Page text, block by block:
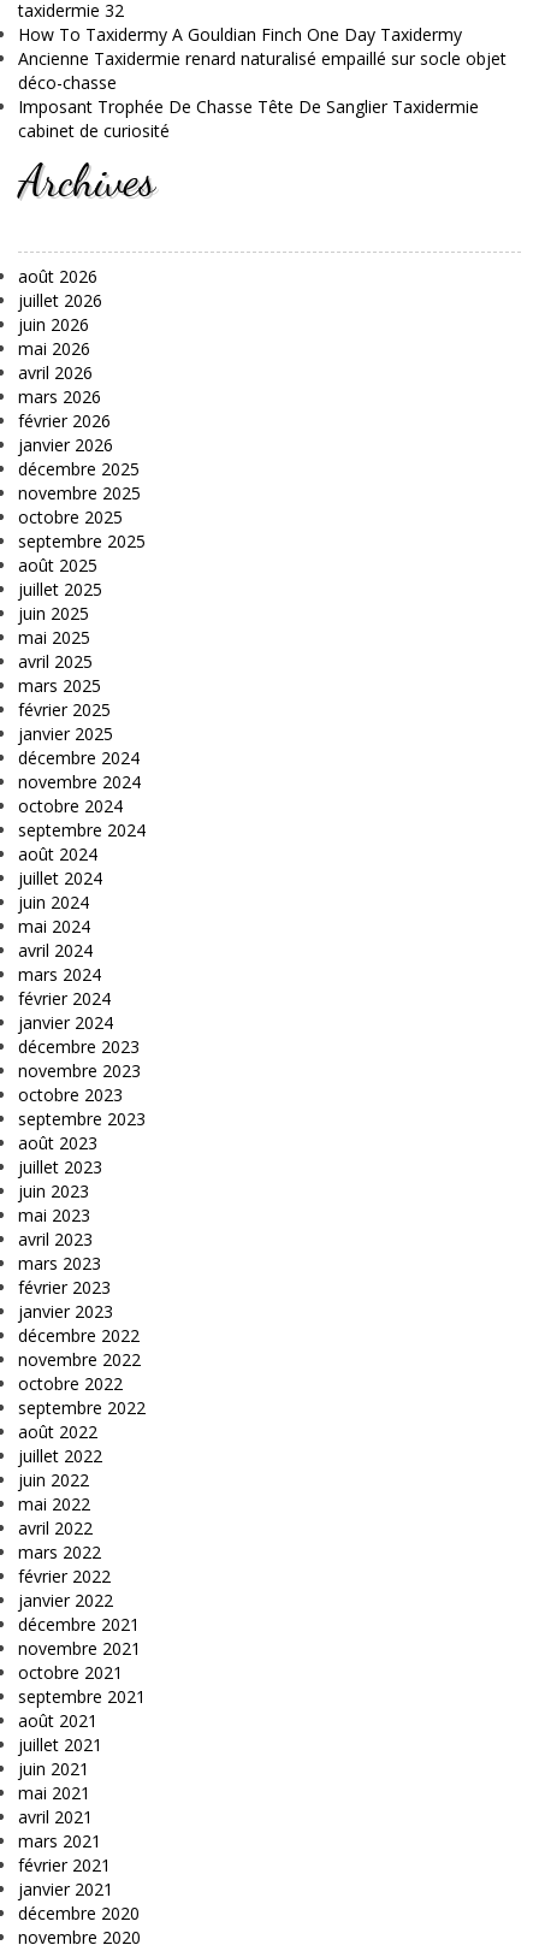
taxidermie 32
How To Taxidermy A Gouldian Finch One Day Taxidermy
Ancienne Taxidermie renard naturalisé empaillé sur socle objet
déco-chasse
Imposant Trophée De Chasse Tête De Sanglier Taxidermie
cabinet de curiosité
Archives
août 2026
juillet 2026
juin 2026
mai 2026
avril 2026
mars 2026
février 2026
janvier 2026
décembre 2025
novembre 2025
octobre 2025
septembre 2025
août 2025
juillet 2025
juin 2025
mai 2025
avril 2025
mars 2025
février 2025
janvier 2025
décembre 2024
novembre 2024
octobre 2024
septembre 2024
août 2024
juillet 2024
juin 2024
mai 2024
avril 2024
mars 2024
février 2024
janvier 2024
décembre 2023
novembre 2023
octobre 2023
septembre 2023
août 2023
juillet 2023
juin 2023
mai 2023
avril 2023
mars 2023
février 2023
janvier 2023
décembre 2022
novembre 2022
octobre 2022
septembre 2022
août 2022
juillet 2022
juin 2022
mai 2022
avril 2022
mars 2022
février 2022
janvier 2022
décembre 2021
novembre 2021
octobre 2021
septembre 2021
août 2021
juillet 2021
juin 2021
mai 2021
avril 2021
mars 2021
février 2021
janvier 2021
décembre 2020
novembre 2020